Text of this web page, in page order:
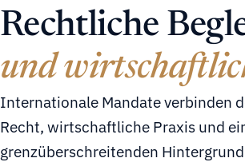
Rechtliche
und
Internationale Mandate verbinden
Recht, wirtschaftliche Praxis und
grenzüberschreitenden